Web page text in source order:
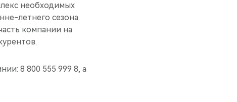
необходимых
летнего сезона.
компании на
8 800 555 999 8, а